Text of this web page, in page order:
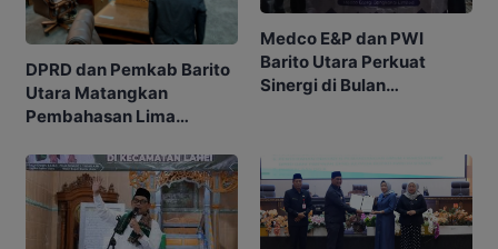
DPRD dan Pemkab Barito
Utara Matangkan
Pembahasan Lima
Medco E&P dan PWI
Barito Utara Perkuat
Sinergi di Bulan